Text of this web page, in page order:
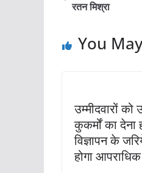
रतन मिश्रा
You
उम्मीदवारों
कुकर्मों का देना
विज्ञापन के
होगा